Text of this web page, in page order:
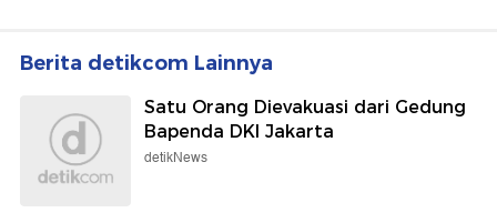
Berita detikcom Lainnya
Satu Orang Dievakuasi dari Gedung
Bapenda DKI Jakarta
detikNews